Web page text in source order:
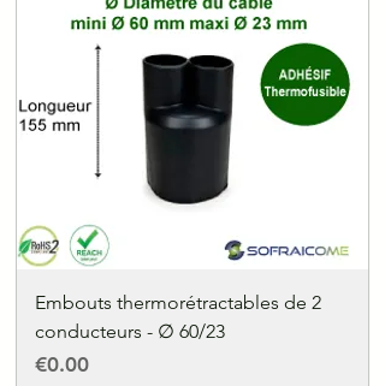
Embouts thermorétractables de 2
conducteurs - ∅ 60/23
Price
€0.00